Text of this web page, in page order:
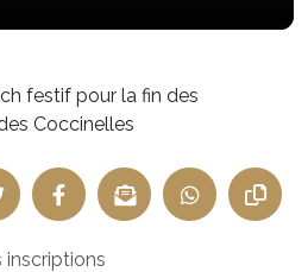
festif pour la fin des
Coccinelles
inscriptions